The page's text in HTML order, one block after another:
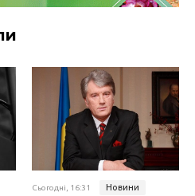
Сьогодні, 16:31 Новини